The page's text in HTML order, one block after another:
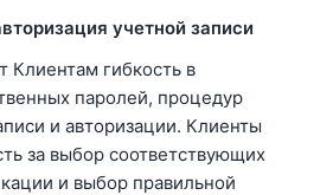
учетной записи
Клиентам гибкость в
паролей, процедур
и авторизации. Клиенты
за выбор соответствующих
и выбор правильной